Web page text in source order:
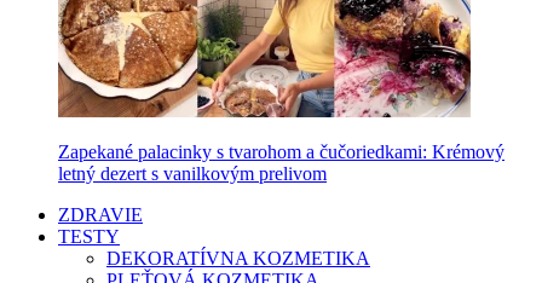
Zapekané palacinky s tvarohom a čučoriedkami: Krémový
letný dezert s vanilkovým prelivom
ZDRAVIE
TESTY
DEKORATÍVNA KOZMETIKA